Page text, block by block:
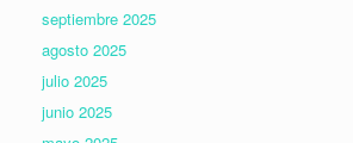
septiembre 2025
agosto 2025
julio 2025
junio 2025